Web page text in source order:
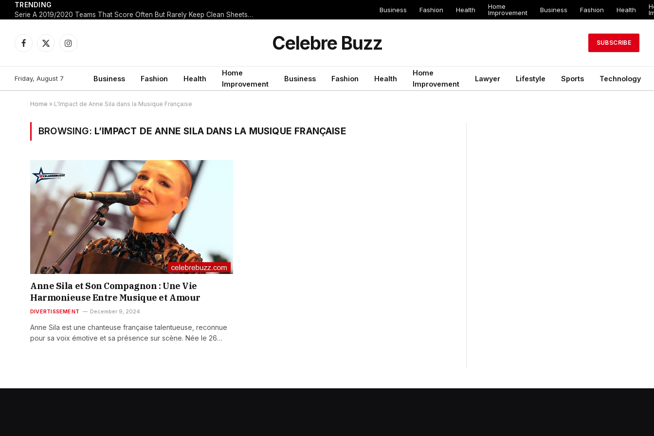
TRENDING
Serie A 2019/2020 Teams That Score Often But Rarely Keep Clean Sheets: Ideal for Both Teams to Score Bets
Business Fashion Health
Home
Improvement
Business Fashion Health
Facebook
X
Instagram Celebre Buzz SUBSCRIBE
Friday, August 7 Business Fashion Health
Home
Improvement
Business Fashion Health
Home
Improvement
Lawyer Lifestyle Sports Technology
Home » L'Impact de Anne Sila dans la Musique Française
BROWSING: L’IMPACT DE ANNE SILA DANS LA MUSIQUE FRANÇAISE
Anne Sila et Son Compagnon : Une Vie
Harmonieuse Entre Musique et Amour
DIVERTISSEMENT December 9, 2024
Anne Sila est une chanteuse française talentueuse, reconnue
pour sa voix émotive et sa présence sur scène. Née le 26…